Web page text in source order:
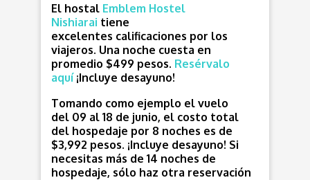
El hostal Emblem Hostel
Nishiarai tiene
excelentes calificaciones por los
viajeros. Una noche cuesta en
promedio $499 pesos. Resérvalo
aquí ¡Incluye desayuno!
Tomando como ejemplo el vuelo
del 09 al 18 de junio, el costo total
del hospedaje por 8 noches es de
$3,992 pesos. ¡Incluye desayuno! Si
necesitas más de 14 noches de
hospedaje, sólo haz otra reservación